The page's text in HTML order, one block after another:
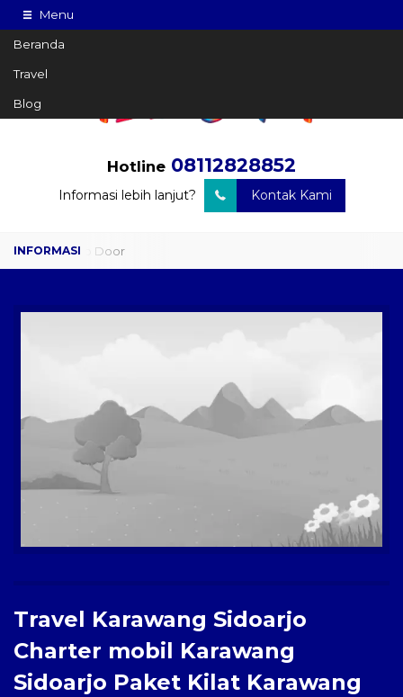
Menu
Beranda
Travel
Blog
Hotline 08112828852
Informasi lebih lanjut? Kontak Kami
Travel Door to Door
Paket Kilat
Pengiriman Barang
Travel Karawang Sidoarjo
Charter mobil Karawang
Sidoarjo Paket Kilat Karawang